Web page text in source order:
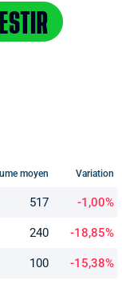
moyen Variation
517 -1,00%
240 -18,85%
100 -15,38%